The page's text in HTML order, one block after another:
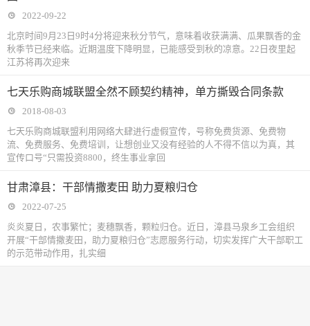
2022-09-22
北京时间9月23日9时4分将迎来秋分节气，意味着收获满满、瓜果飘香的金
秋季节已经来临。近期温度下降明显，已能感受到秋的凉意。22日夜里起
江苏将再次迎来
七天乐购商城联盟全然不顾契约精神，单方撕毁合同条款
2018-08-03
七天乐购商城联盟利用网络大肆进行虚假宣传，号称免费货源、免费物
流、免费服务、免费培训，让想创业又没有经验的人不得不信以为真，其
宣传口号“只需投资8800，终生事业拿回
甘肃漳县：干部情撒麦田 助力夏粮归仓
2022-07-25
炎炎夏日，农事繁忙；麦穗飘香，颗粒归仓。近日，漳县马泉乡工会组织
开展“干部情撒麦田，助力夏粮归仓”志愿服务行动，切实发挥广大干部职工
的示范带动作用，扎实细